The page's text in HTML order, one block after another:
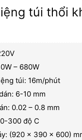
túi thổi
– 680W
túi: 16m/phút
6-10 mm
0.02 – 0.8 mm
300 độ C
(920 x 390 x 600)